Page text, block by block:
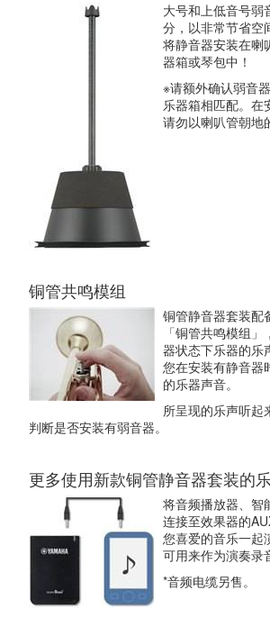
大号和上低音号弱
分，以非常节省空
将静音器安装在喇
器箱或琴包中！
※请额外确认弱音
乐器箱相匹配。在
请勿以喇叭管朝地
铜管共鸣模组
铜管静音器套装配
「铜管共鸣模组
器状态下乐器的乐
您在安装有静音器
的乐器声音。
所呈现的乐声听起
判断是否安装有弱音器。
更多使用新款铜管静音器套装的
将音频播放器、智
连接至效果器的
您喜爱的音乐一起
可用来作为演奏录
*音频电缆另售。